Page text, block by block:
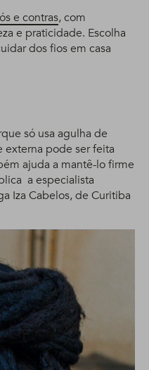
e contras, com
e praticidade. Escolha
dos fios em casa
só usa agulha de
externa pode ser feita
ajuda a mantê-lo firme
a especialista
Iza Cabelos, de Curitiba